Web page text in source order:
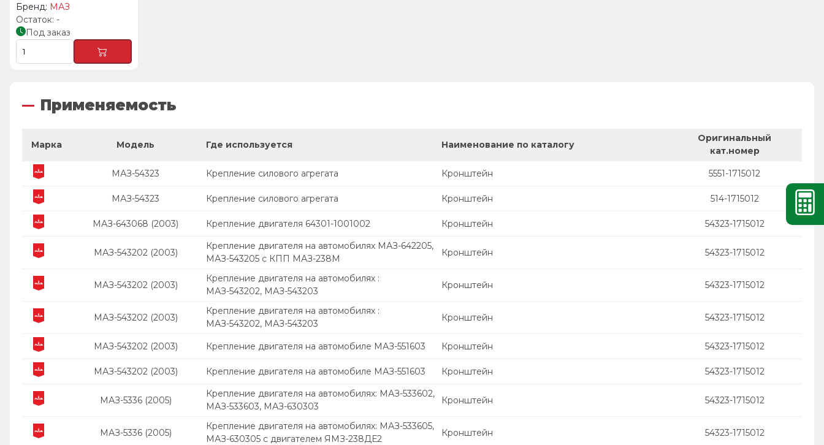
МАЗ
-
Под заказ
Применяемость
Марка Модель Где используется Наименование по каталогу
Оригинальный
кат.номер
МАЗ-54323 Крепление силового агрегата Кронштейн 5551-1715012
МАЗ-54323 Крепление силового агрегата Кронштейн 514-1715012
МАЗ-643068 (2003) Крепление двигателя 64301-1001002 Кронштейн 54323-1715012
МАЗ-543202 (2003)
Крепление двигателя на автомобилях МАЗ-642205,
МАЗ-543205 с КПП МАЗ-238М
Кронштейн 54323-1715012
МАЗ-543202 (2003)
Крепление двигателя на автомобилях :
МАЗ-543202, МАЗ-543203
Кронштейн 54323-1715012
МАЗ-543202 (2003)
Крепление двигателя на автомобилях :
МАЗ-543202, МАЗ-543203
Кронштейн 54323-1715012
МАЗ-543202 (2003) Крепление двигателя на автомобиле МАЗ-551603 Кронштейн 54323-1715012
МАЗ-543202 (2003) Крепление двигателя на автомобиле МАЗ-551603 Кронштейн 54323-1715012
МАЗ-5336 (2005)
Крепление двигателя на автомобилях: МАЗ-533602,
МАЗ-533603, МАЗ-630303
Кронштейн 54323-1715012
МАЗ-5336 (2005)
Крепление двигателя на автомобилях: МАЗ-533605,
МАЗ-630305 с двигателем ЯМЗ-238ДЕ2
Кронштейн 54323-1715012